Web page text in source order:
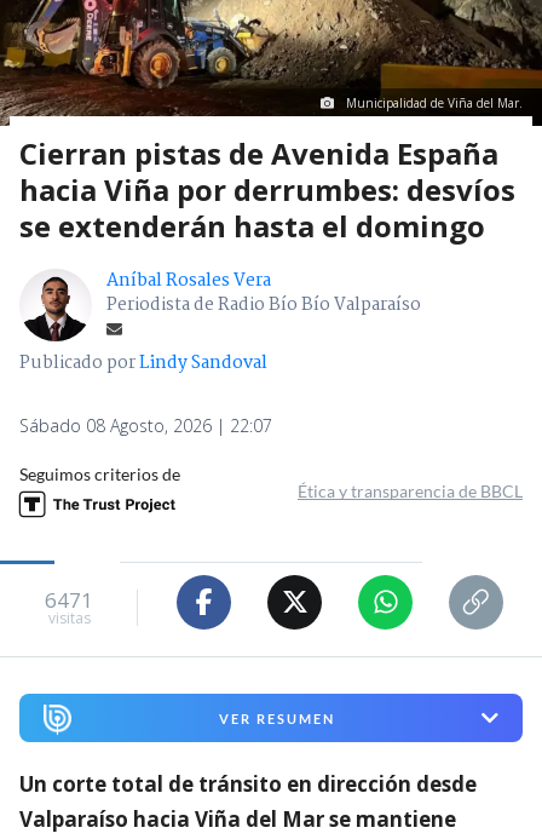
Municipalidad de Viña del Mar.
Cierran pistas de Avenida España
hacia Viña por derrumbes: desvíos
se extenderán hasta el domingo
Aníbal Rosales Vera
Periodista de Radio Bío Bío Valparaíso
Publicado porLindy Sandoval
Sábado 08 Agosto, 2026 | 22:07
Seguimos criterios de
Ética y transparencia de BBCL
6471
visitas
VER RESUMEN
Un corte total de tránsito en dirección desde
Valparaíso hacia Viña del Mar se mantiene